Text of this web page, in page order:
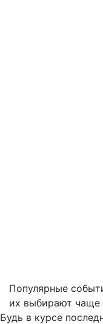
Популярные
их выбирают чаще
Будь в курсе